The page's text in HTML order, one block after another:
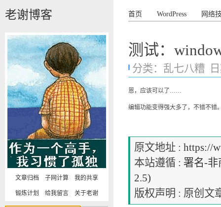
老谢博客 首页 WordPress 网络
测试：
分类： 乱七八糟
恩，应该可以了……
编辑功能变得强大多了，不错不错
原文地址 :https://
本站遵循 : 署名-非
2.5)
版权声明 : 原创文
文章归档 子网计算 我的共享
锻炼计划 给我留言 关于老谢